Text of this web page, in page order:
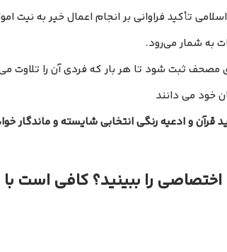
تأکید فراوانی بر انجام اعمال خیر به نیت
به شمار می‌رود.
ثبت شود تا هر بار که فردی آن را تلاوت
خود می دانند
قرآن و ادعیه رنگی انتخابی شایسته و
را ببینید؟ کافی است